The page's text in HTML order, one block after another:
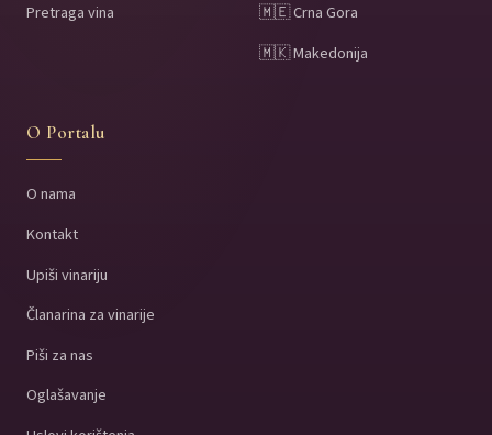
Pretraga vina
🇲🇪 Crna Gora
🇲🇰 Makedonija
O Portalu
O nama
Kontakt
Upiši vinariju
Članarina za vinarije
Piši za nas
Oglašavanje